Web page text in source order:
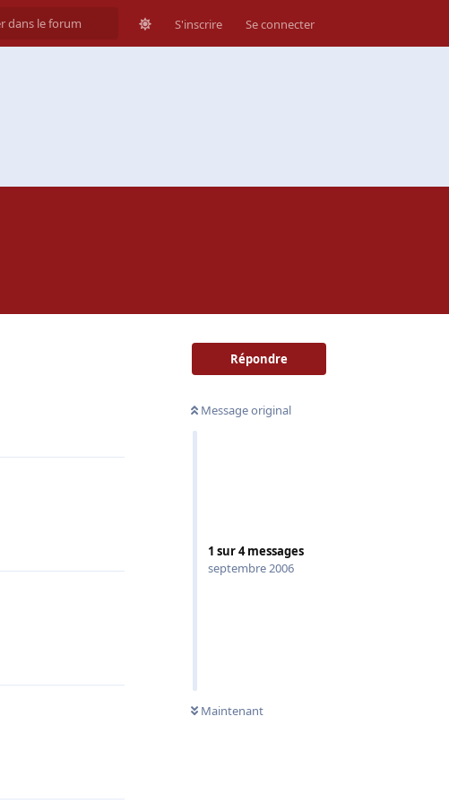
S'inscrire Se connecter
Répondre
Message original
1 sur4messages
septembre 2006
Maintenant